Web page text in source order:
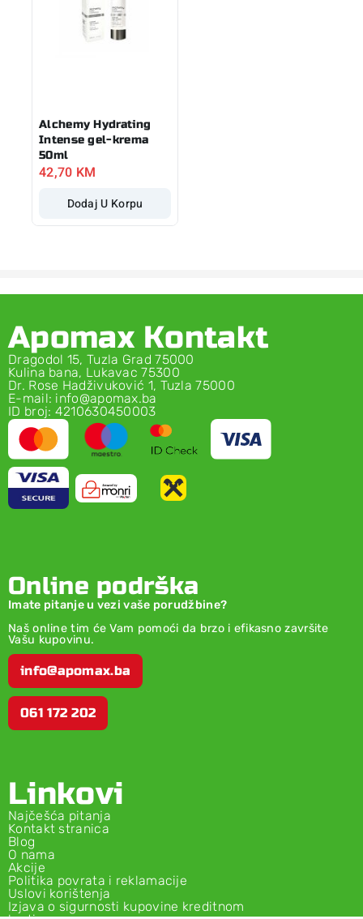
Alchemy Hydrating
Intense gel-krema
50ml
42,70 KM
Dodaj U Korpu
Apomax Kontakt
Dragodol 15, Tuzla Grad 75000
Kulina bana, Lukavac 75300
Dr. Rose Hadživuković 1, Tuzla 75000
E-mail: info@apomax.ba
ID broj: 4210630450003
Online podrška
Imate pitanje u vezi vaše porudžbine?
Naš online tim će Vam pomoći da brzo i efikasno završite
Vašu kupovinu.
info@apomax.ba
061 172 202
Linkovi
Najčešća pitanja
Kontakt stranica
Blog
O nama
Akcije
Politika povrata i reklamacije
Uslovi korištenja
Izjava o sigurnosti kupovine kreditnom